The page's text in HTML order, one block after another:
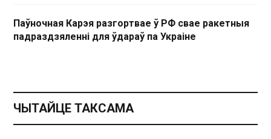
Паўночная Карэя разгортвае ў РФ свае ракетныя
падраздзяленні для ўдараў па Украіне
ЧЫТАЙЦЕ ТАКСАМА